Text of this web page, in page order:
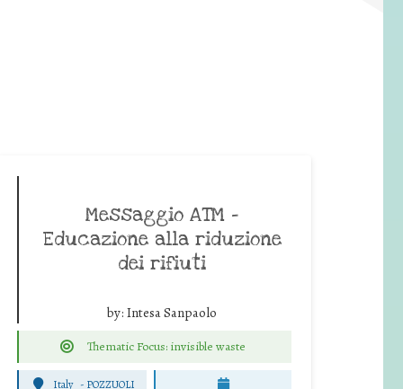
Messaggio ATM –
Educazione alla riduzione
dei rifiuti
by: Intesa Sanpaolo
Thematic Focus: invisible waste
Italy - POZZUOLI